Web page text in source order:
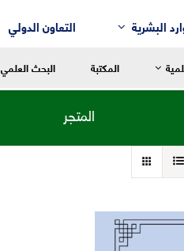
البشرية التعاون الدولي
قسم إدارة الأعمال
المكتبة البحث العلمي
المتجر